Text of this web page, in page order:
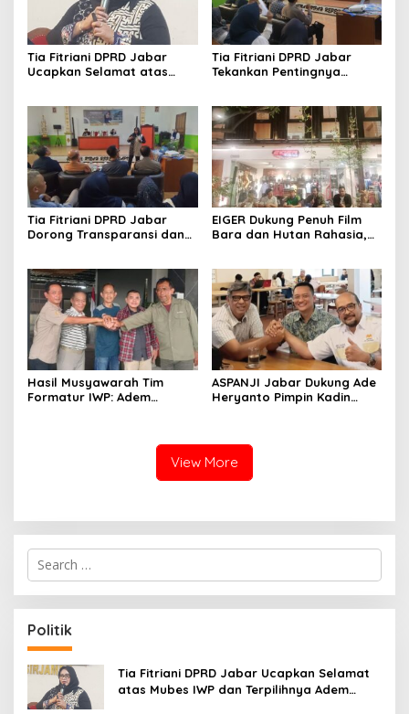
Tia Fitriani DPRD Jabar
Ucapkan Selamat atas
Ketua IWP Jabar
Tia Fitriani DPRD Jabar
Tekankan Pentingnya
Kabupaten Bandung
Tia Fitriani DPRD Jabar
Dorong Transparansi dan
Tingkat Desa
EIGER Dukung Penuh Film
Bara dan Hutan Rahasia,
Hasil Musyawarah Tim
Formatur IWP: Adem
ASPANJI Jabar Dukung Ade
Heryanto Pimpin Kadin
View More
S
r
c
h
f
o
:
Politik
Tia Fitriani DPRD Jabar Ucapkan Selamat
atas Mubes IWP dan Terpilihnya Adem